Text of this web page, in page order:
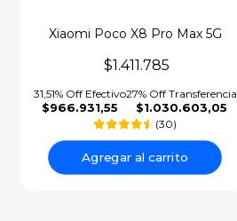
Xiaomi Poco X8 Pro Max 5G
$1.411.785
31,51% Off Efectivo
$966.931,55
27% Off Transferencia
$1.030.603,05
(30)
Agregar al carrito